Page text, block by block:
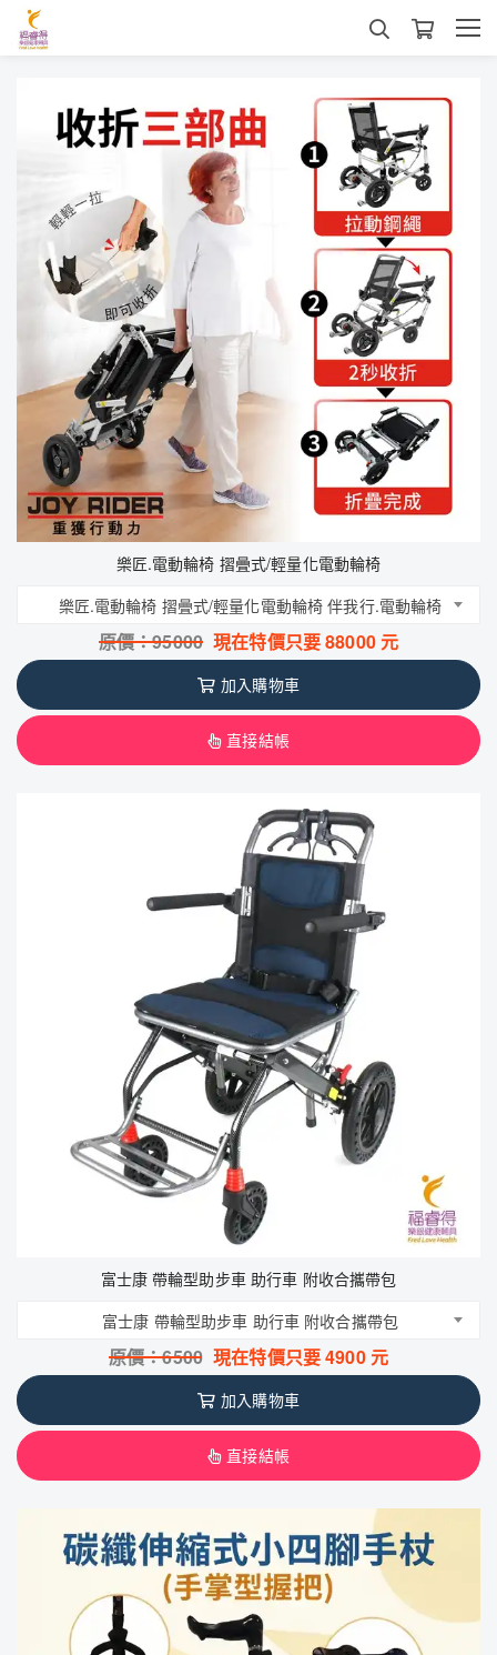
樂匠.電動輪椅 摺曡式/輕量化電動輪椅
樂匠.電動輪椅 摺曡式/輕量化電動輪椅 伴我行.電動輪椅
原價：95000 現在特價只要88000元
加入購物車
直接結帳
富士康 帶輪型助步車 助行車 附收合攜帶包
富士康 帶輪型助步車 助行車 附收合攜帶包
原價：6500 現在特價只要4900元
加入購物車
直接結帳